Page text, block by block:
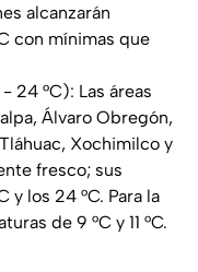
alcanzarán
con mínimas que
24 °C): Las áreas
Álvaro Obregón,
Xochimilco y
fresco; sus
y los 24 °C. Para la
de 9 °C y 11 °C.